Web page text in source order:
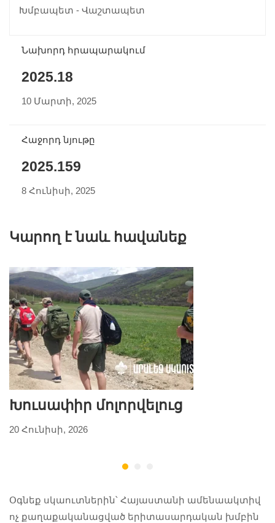
Խմբապետ - Վաշտապետ
Նախորդ հրապարակում
2025.18
10 Մարտի, 2025
Հաջորդ նյութը
2025.159
8 Հունիսի, 2025
Կարող է նաև հավանեք
Խուսափիր մոլորվելուց
20 Հունիսի, 2026
Օգնեք սկաուտներին՝ Հայաստանի ամենաակտիվ
ոչ քաղաքականացված երիտասարդական խմբին